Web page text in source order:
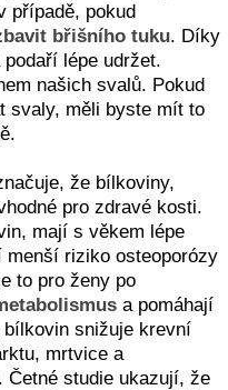
případě, pokud
břišního tuku. Díky
lépe udržet.
našich svalů. Pokud
svaly, měli byste mít to
že bílkoviny,
pro zdravé kosti.
mají s věkem lépe
menší riziko osteoporózy
to pro ženy po
a pomáhají
snižuje krevní
mrtvice a
Četné studie ukazují, že